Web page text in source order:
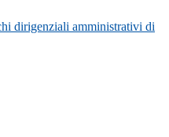
dirigenziali amministrativi di